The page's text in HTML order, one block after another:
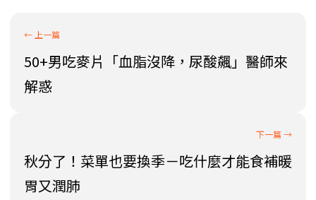
50+男吃麥片「血脂沒降，尿酸飆」醫師來
解惑
秋分了！菜單也要換季－吃什麼才能食補暖
胃又潤肺